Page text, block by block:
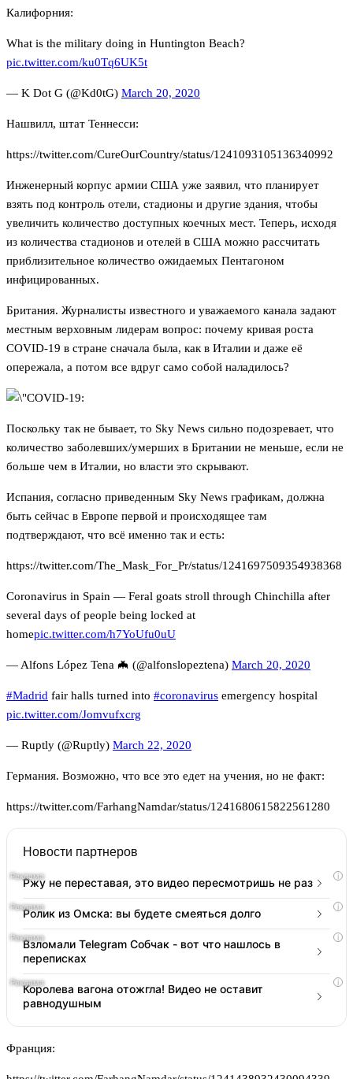
Калифорния:
What is the military doing in Huntington Beach?
pic.twitter.com/ku0Tq6UK5t
— K Dot G (@Kd0tG) March 20, 2020
Нашвилл, штат Теннесси:
https://twitter.com/CureOurCountry/status/1241093105136340992
Инженерный корпус армии США уже заявил, что планирует
взять под контроль отели, стадионы и другие здания, чтобы
увеличить количество доступных коечных мест. Теперь, исходя
из количества стадионов и отелей в США можно рассчитать
приблизительное количество ожидаемых Пентагоном
инфицированных.
Британия. Журналисты известного и уважаемого канала задают
местным верховным лидерам вопрос: почему кривая роста
COVID-19 в стране сначала была, как в Италии и даже её
опережала, а потом все вдруг само собой наладилось?
Поскольку так не бывает, то Sky News сильно подозревает, что
количество заболевших/умерших в Британии не меньше, если не
больше чем в Италии, но власти это скрывают.
Испания, согласно приведенным Sky News графикам, должна
быть сейчас в Европе первой и происходящее там
подтверждают, что всё именно так и есть:
https://twitter.com/The_Mask_For_Pr/status/1241697509354938368
Coronavirus in Spain — Feral goats stroll through Chinchilla after
several days of people being locked at
homepic.twitter.com/h7YoUfu0uU
— Alfons López Tena 🦇 (@alfonslopeztena) March 20, 2020
#Madrid fair halls turned into #coronavirus emergency hospital
pic.twitter.com/Jomvufxcrg
— Ruptly (@Ruptly) March 22, 2020
Германия. Возможно, что все это едет на учения, но не факт:
https://twitter.com/FarhangNamdar/status/1241680615822561280
Новости партнеров
i
Ржу не переставая, это видео пересмотришь не раз
i
Ролик из Омска: вы будете смеяться долго
i
Взломали Telegram Собчак - вот что нашлось в
переписках
i
Королева вагона отожгла! Видео не оставит
равнодушным
Франция: